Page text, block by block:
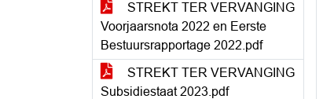
STREKT TER VERVANGING
Voorjaarsnota 2022 en Eerste
Bestuursrapportage 2022.pdf
STREKT TER VERVANGING
Subsidiestaat 2023.pdf